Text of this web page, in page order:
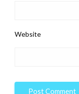
Website